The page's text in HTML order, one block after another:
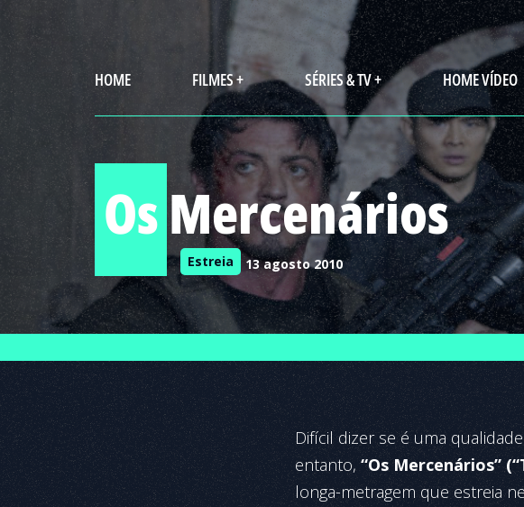
HOME FILMES + SÉRIES & TV + HOME VÍDEO
Os Mercenários
Estreia 13 agosto 2010
Difícil dizer se é uma
entanto, “Os Mercenários”
longa-metragem que estreia